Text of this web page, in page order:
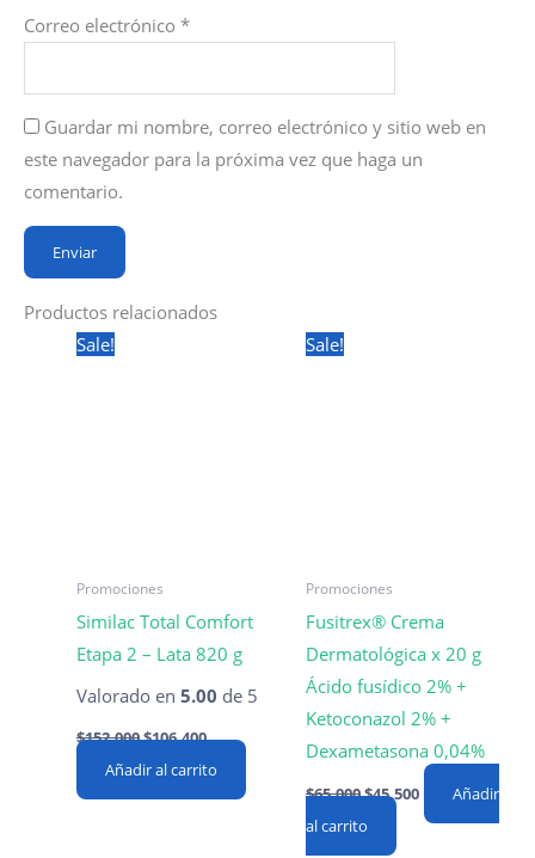
Correo electrónico *
Guardar mi nombre, correo electrónico y sitio web en
este navegador para la próxima vez que haga un
comentario.
Productos relacionados
Sale!
Promociones
Similac Total Comfort
Etapa 2 – Lata 820 g
Valorado en 5.00 de 5
$152,000Original
was:
$106,400Current
price
is:
$106,400.
Añadir al carrito
Sale!
Promociones
Fusitrex® Crema
Dermatológica x 20 g
Ácido fusídico 2% +
Ketoconazol 2% +
Dexametasona 0,04%
$65,000Original
price
was:
$65,000.
$45,500Current
price
is:
Añadir
al carrito